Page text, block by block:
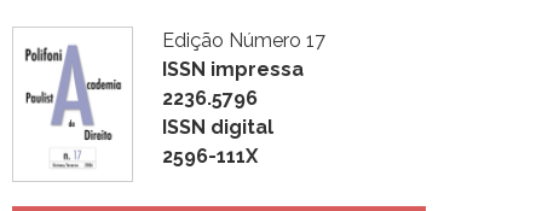
Edição Número 17
ISSN impressa
2236.5796
ISSN digital
2596-111X